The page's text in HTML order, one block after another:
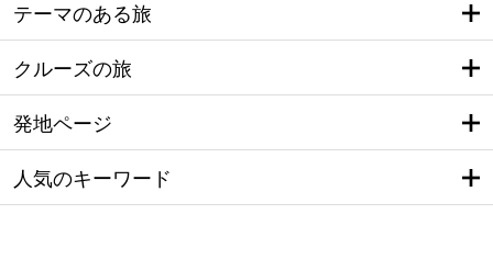
テーマのある旅
クルーズの旅
発地ページ
人気のキーワード